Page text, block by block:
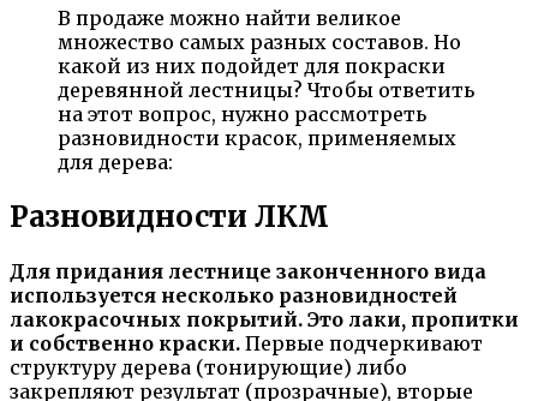
В продаже можно найти великое
множество самых разных составов. Но
какой из них подойдет для покраски
деревянной лестницы? Чтобы ответить
на этот вопрос, нужно рассмотреть
разновидности красок, применяемых
для дерева:
Разновидности ЛКМ
Для придания лестнице законченного вида
используется несколько разновидностей
лакокрасочных покрытий. Это лаки, пропитки
и собственно краски. Первые подчеркивают
структуру дерева (тонирующие) либо
закрепляют результат (прозрачные), вторые